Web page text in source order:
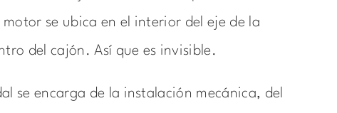
motor se ubica en el interior del eje de la
del cajón. Así que es invisible.
se encarga de la instalación mecánica, del